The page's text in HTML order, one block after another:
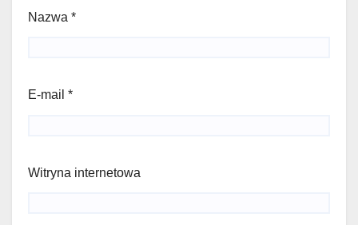
Nazwa *
E-mail *
Witryna internetowa